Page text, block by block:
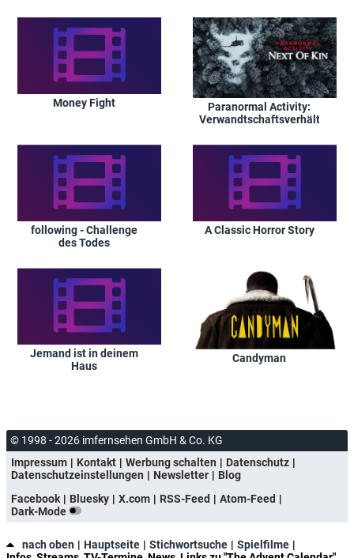
Money Fight
Paranormal Activity:
Verwandtschaftsverhältnisse
following - Challenge
des Todes
A Classic Horror Story
Jemand ist in deinem
Haus
Candyman
© 1998 - 2026 imfernsehen GmbH & Co. KG
Impressum
Kontakt Werbung schalten
Datenschutz
Datenschutzeinstellungen
Newsletter
Blog
Facebook
Bluesky X.com RSS-Feed
Atom-Feed
Dark-Mode
nach oben Hauptseite Stichwortsuche
Spielfilme